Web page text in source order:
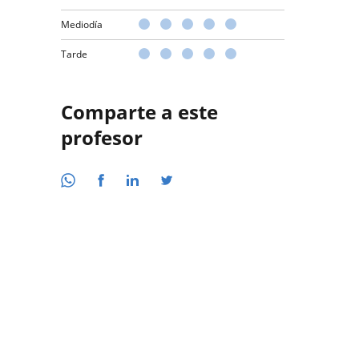
Mediodía
Tarde
Comparte a este
profesor